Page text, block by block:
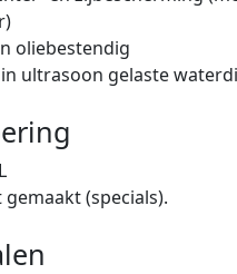
oliebestendig
ultrasoon gelaste
gemaakt (specials).